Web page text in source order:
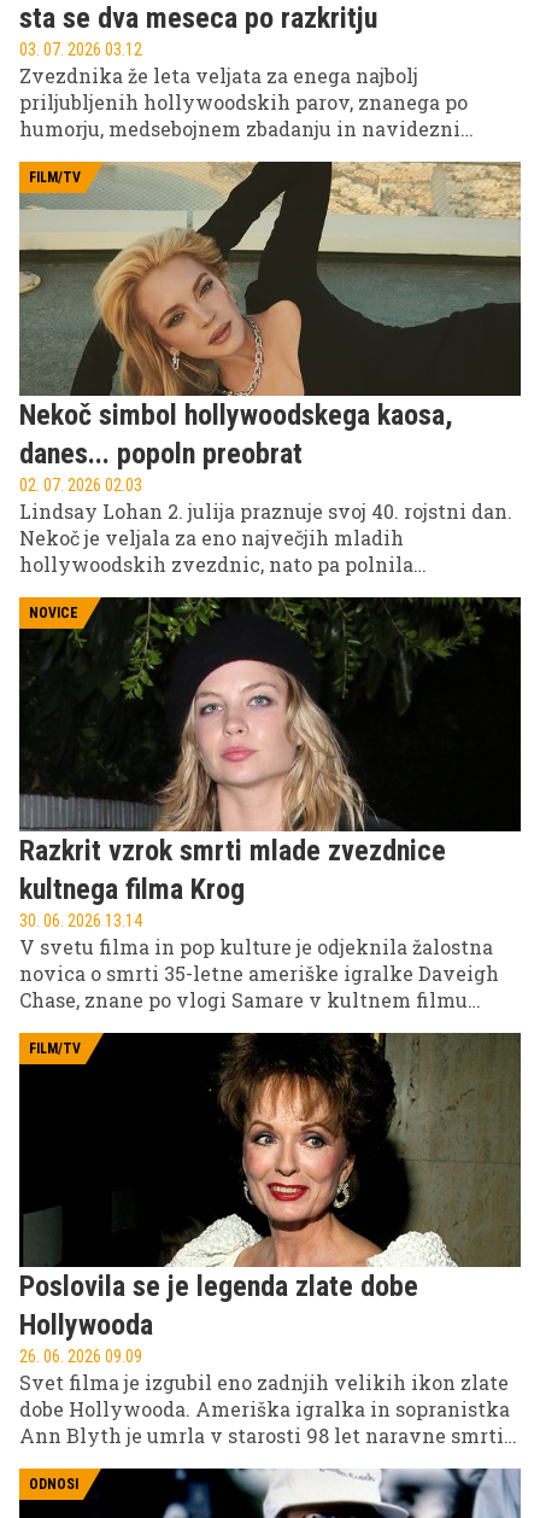
sta se dva meseca po razkritju
03. 07. 2026 03.12
Zvezdnika že leta veljata za enega najbolj
priljubljenih hollywoodskih parov, znanega po
humorju, medsebojnem zbadanju in navidezni
zgodbo od začetka spremljajo govorice, dvomi in
špekulacije o tem, kdaj naj bi se njuna romanca v
resnici začela.
FILM/TV
Nekoč simbol hollywoodskega kaosa,
danes... popoln preobrat
02. 07. 2026 02.03
Lindsay Lohan 2. julija praznuje svoj 40. rojstni dan.
Nekoč je veljala za eno največjih mladih
hollywoodskih zvezdnic, nato pa polnila
drogami in zakonom. Danes pa živi povsem
drugačno življenje - daleč od hollywoodskega blišča,
skupaj z možem Baderjem Shammasom in sinom
Luaijem v Dubaju.
NOVICE
Razkrit vzrok smrti mlade zvezdnice
kultnega filma Krog
30. 06. 2026 13.14
V svetu filma in pop kulture je odjeknila žalostna
novica o smrti 35-letne ameriške igralke Daveigh
Chase, znane po vlogi Samare v kultnem filmu
preiskava pokazala, da je njena smrt povezana s
posledicami dolgotrajne bolezni.
FILM/TV
Poslovila se je legenda zlate dobe
Hollywooda
26. 06. 2026 09.09
Svet filma je izgubil eno zadnjih velikih ikon zlate
dobe Hollywooda. Ameriška igralka in sopranistka
Ann Blyth je umrla v starosti 98 let naravne smrti
ODNOSI